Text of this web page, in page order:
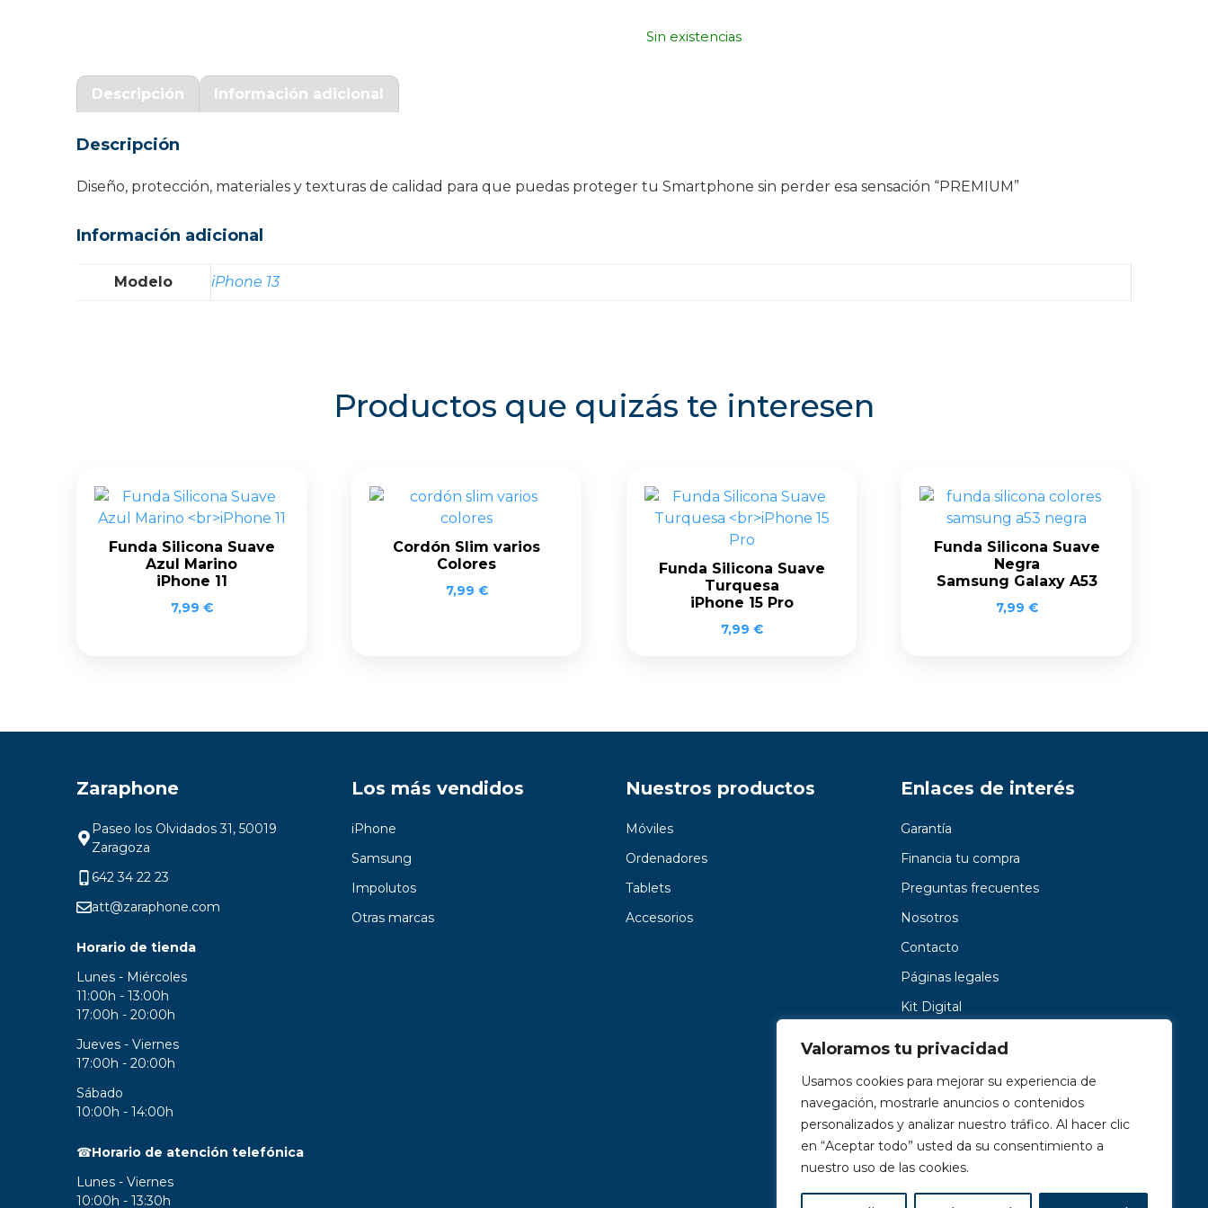
Valoramos tu privacidad
Usamos cookies para mejorar su experiencia de
navegación, mostrarle anuncios o contenidos
personalizados y analizar nuestro tráfico. Al hacer clic
en “Aceptar todo” usted da su consentimiento a
nuestro uso de las cookies.
Sin existencias
Descripción Información adicional
Descripción
Diseño, protección, materiales y texturas de calidad para que puedas proteger tu Smartphone sin perder esa sensación “PREMIUM”
Información adicional
Modelo iPhone 13
Productos que quizás te interesen
Funda Silicona Suave
Azul Marino
iPhone 11
7,99 €
Cordón Slim varios
Colores
7,99 €
Funda Silicona Suave
Turquesa
iPhone 15 Pro
7,99 €
Funda Silicona Suave
Negra
Samsung Galaxy A53
7,99 €
Zaraphone
Paseo los Olvidados 31, 50019
Zaragoza
642 34 22 23
att@zaraphone.com
Horario de tienda
Lunes - Miércoles
11:00h - 13:00h
17:00h - 20:00h
Jueves - Viernes
17:00h - 20:00h
Sábado
10:00h - 14:00h
☎Horario de atención telefónica
Lunes - Viernes
10:00h - 13:30h
Los más vendidos
iPhone
Samsung
Impolutos
Otras marcas
Nuestros productos
Móviles
Ordenadores
Tablets
Accesorios
Enlaces de interés
Garantía
Financia tu compra
Preguntas frecuentes
Nosotros
Contacto
Páginas legales
Kit Digital